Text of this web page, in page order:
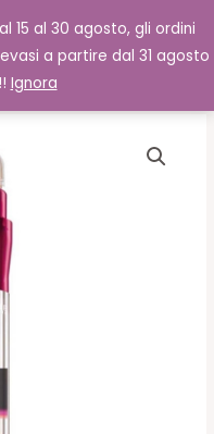
15 al 30 agosto, gli ordini
a partire dal 31 agosto
Ignora
Cerca